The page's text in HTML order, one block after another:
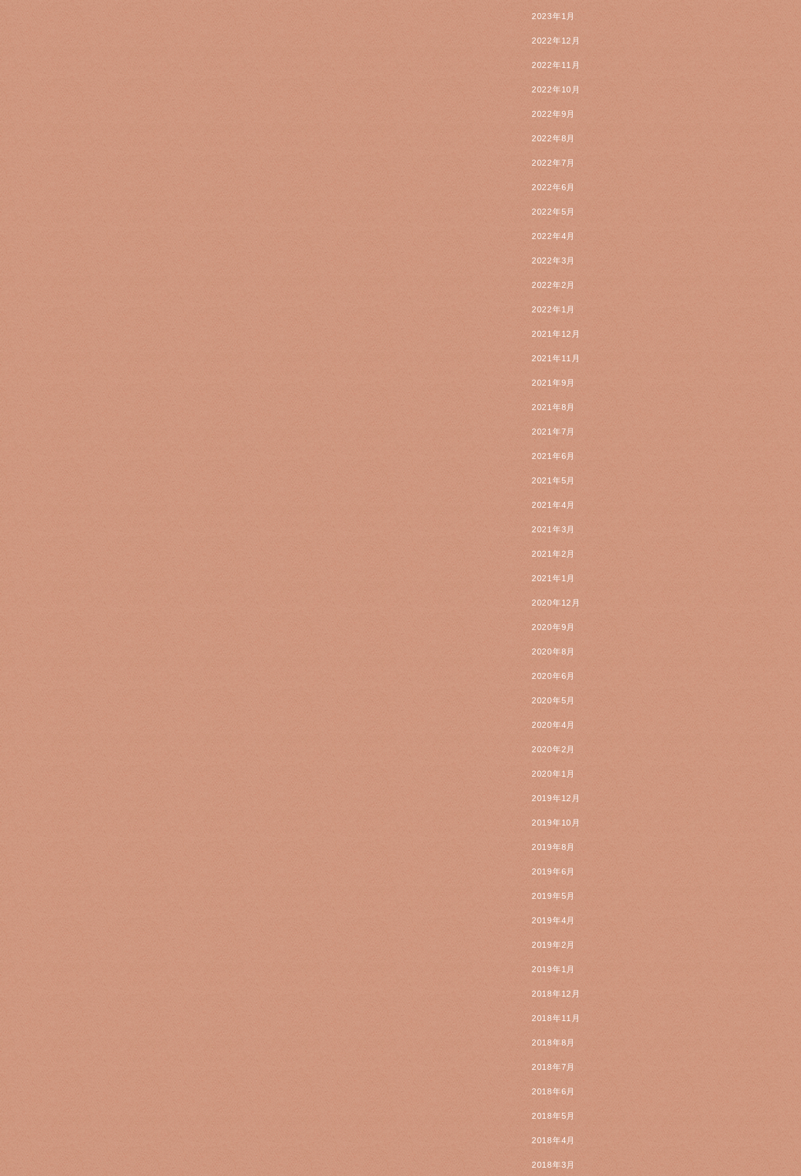
2023年1月
2022年12月
2022年11月
2022年10月
2022年9月
2022年8月
2022年7月
2022年6月
2022年5月
2022年4月
2022年3月
2022年2月
2022年1月
2021年12月
2021年11月
2021年9月
2021年8月
2021年7月
2021年6月
2021年5月
2021年4月
2021年3月
2021年2月
2021年1月
2020年12月
2020年9月
2020年8月
2020年6月
2020年5月
2020年4月
2020年2月
2020年1月
2019年12月
2019年10月
2019年8月
2019年6月
2019年5月
2019年4月
2019年2月
2019年1月
2018年12月
2018年11月
2018年8月
2018年7月
2018年6月
2018年5月
2018年4月
2018年3月